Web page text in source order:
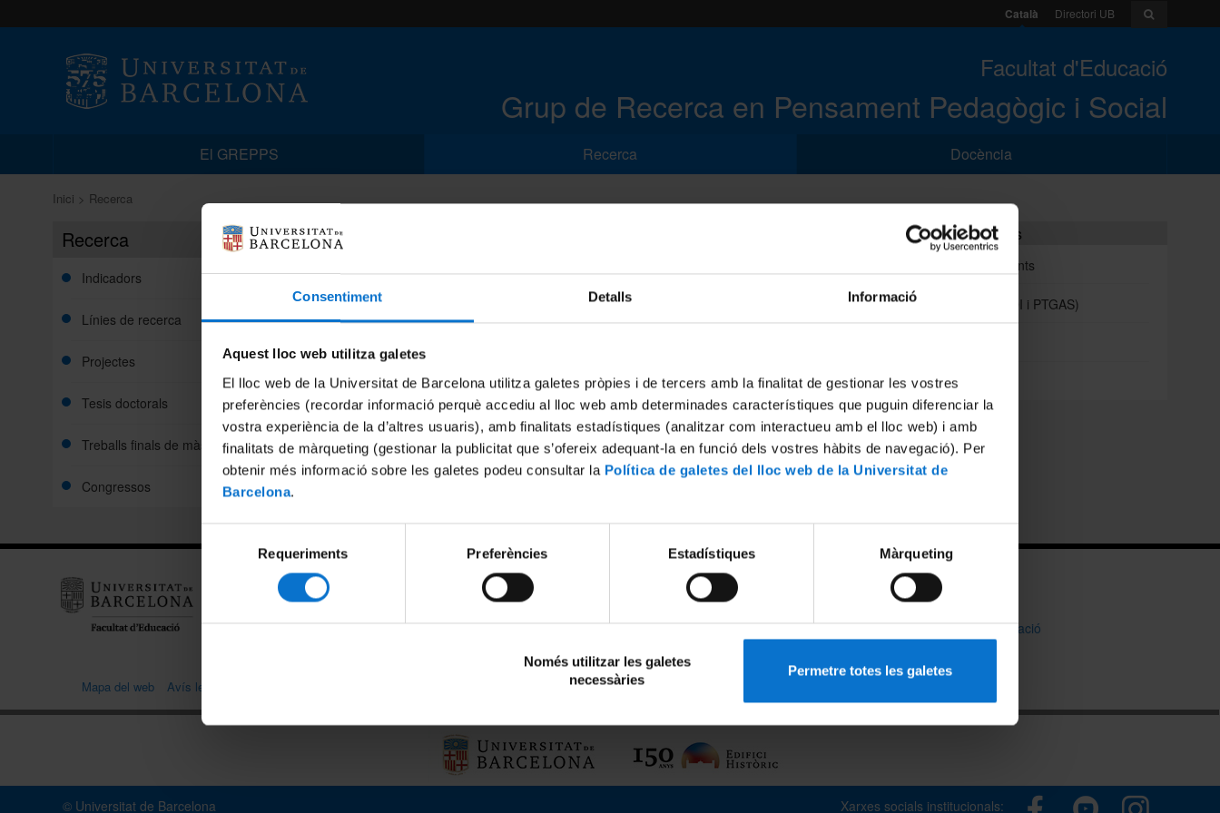
Consentiment Detalls Informació
Aquest lloc web utilitza galetes
El lloc web de la Universitat de Barcelona utilitza galetes pròpies i de tercers amb la finalitat de gestionar les vostres
preferències (recordar informació perquè accediu al lloc web amb determinades característiques que puguin diferenciar la
vostra experiència de la d’altres usuaris), amb finalitats estadístiques (analitzar com interactueu amb el lloc web) i amb
finalitats de màrqueting (gestionar la publicitat que s’ofereix adequant-la en funció dels vostres hàbits de navegació). Per
obtenir més informació sobre les galetes podeu consultar la Política de galetes del lloc web de la Universitat de
Barcelona.
consentiment
Requeriments Preferències Estadístiques Màrqueting
Només utilitzar les galetes
necessàries
Permetre totes les galetes
Català Directori UB
Facultat d'Educació
Grup de Recerca en Pensament Pedagògic i Social
El GREPPS Recerca Docència
Inici Recerca
Recerca
Indicadors
Línies de recerca
Projectes
Tesis doctorals
Treballs finals de màster
Congressos
Portals i intranets
Portal d'estudiants
Intranet UB (PDI i PTGAS)
Alumni UB
Facultat d'Educació
Passeig de la Vall d'Hebron, 171
gr.pensamentpedagogic@ub.edu
08035 Barcelona
Bústia d'informació
Mapa del web Avís legal
© Universitat de Barcelona Xarxes socials institucionals: